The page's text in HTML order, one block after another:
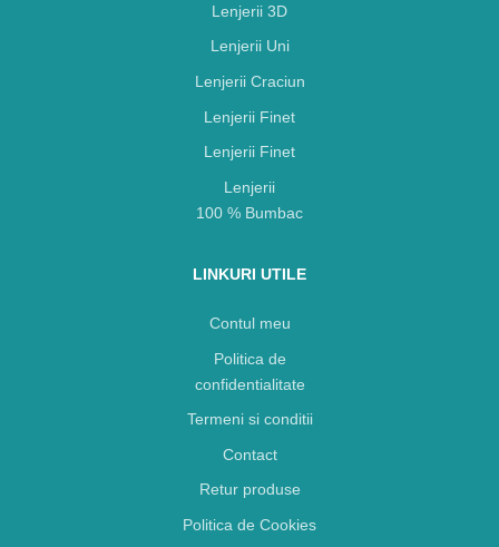
Lenjerii 3D
Lenjerii Uni
Lenjerii Craciun
Lenjerii Finet
Lenjerii Finet
Lenjerii
100 % Bumbac
LINKURI UTILE
Contul meu
Politica de
confidentialitate
Termeni si conditii
Contact
Retur produse
Politica de Cookies